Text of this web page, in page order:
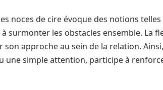
noces de cire évoque des notions
surmonter les obstacles ensemble. La
son approche au sein de la relation.
une simple attention, participe à